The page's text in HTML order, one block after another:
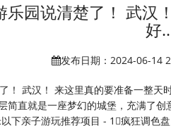
园说清楚了！ 武汉
好
发布日期：2024-06-
！ 武汉！ 来这里真的要准备一整
简直就是一座梦幻的城堡，充满了
下亲子游玩推荐项目 - 1⃣️疯狂调色